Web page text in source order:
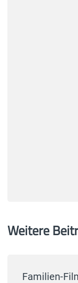
Weitere
Familien-